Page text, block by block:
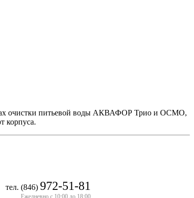
очистки питьевой воды АКВАФОР Трио и ОСМО,
корпуса.
тел. (846) 972-51-81